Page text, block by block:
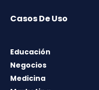
Casos De Uso
Educación
Negocios
Medicina